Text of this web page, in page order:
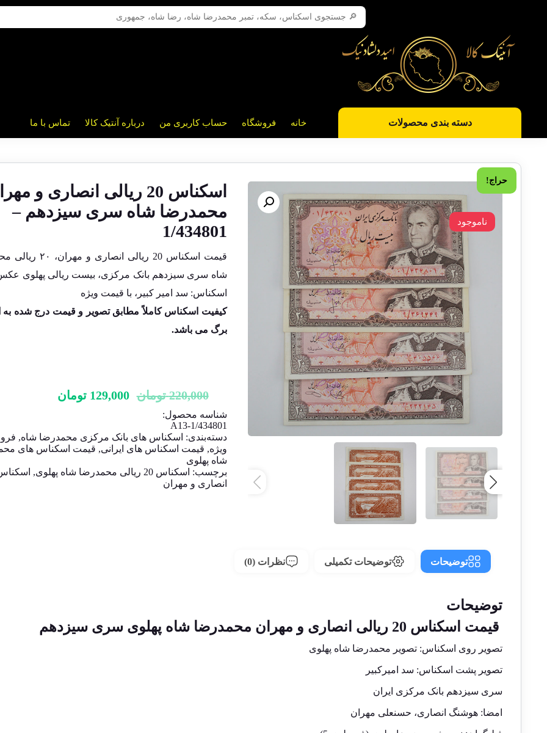
دسته بندی محصولات خانه فروشگاه حساب کاربری من درباره آنتیک کالا تماس با ما
حراج!
اسکناس 20 ریالی انصاری و
محمدرضا شاه سری سیزدهم –
1/434801
قیمت اسکناس 20 ریالی انصاری
شاه سری سیزدهم بانک مرکزی، بیست ریالی پهلوی
اسکناس: سد امیر کبیر، با قیمت ویژه
کیفیت اسکناس کاملاً مطابق تصویر و قیمت درج شده به
برگ می باشد.
220,000 تومان 129,000 تومان
ناموجود
شناسه محصول:
A13-1/434801
دسته‌بندی: اسکناس های بانک مرکزی محمدرضا شاه,
ویژه, قیمت اسکناس های ایرانی, قیمت اسکناس های
شاه پهلوی
برچسب: اسکناس 20 ریالی محمدرضا شاه پهلوی ,
انصاری و مهران
توضیحات توضیحات تکمیلی نظرات (0)
توضیحات
قیمت اسکناس 20 ریالی انصاری و مهران محمدرضا شاه پهلوی سری سیزدهم
تصویر روی اسکناس: تصویر محمدرضا شاه پهلوی
تصویر پشت اسکناس: سد امیرکبیر
سری سیزدهم بانک مرکزی ایران
امضا: هوشنگ انصاری، حسنعلی مهران